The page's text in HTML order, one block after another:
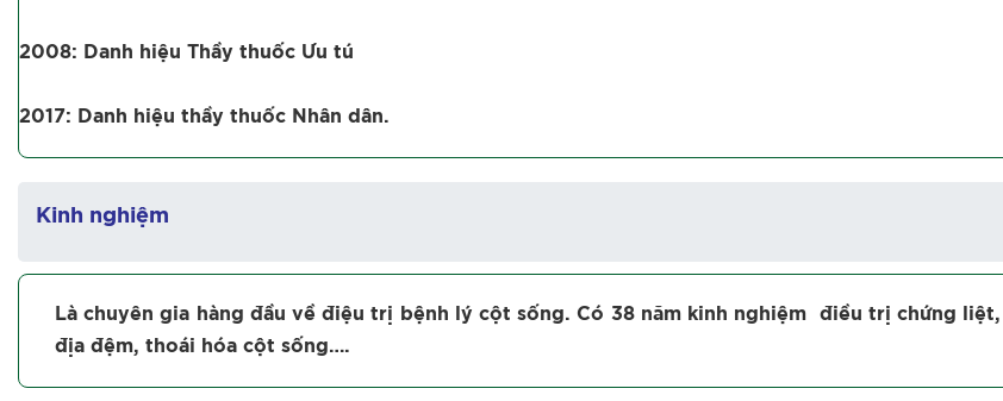
2008: Danh hiệu Thầy thuốc ­Ưu tú
2017: Danh hiệu thầy thuốc ­Nhân dân.
Kinh nghiệm
Là chuyên gia hàng đầu về điệu trị bệnh lý cột sống. Có 38 năm kinh nghiệm điều trị chứng
địa đệm, thoái hóa cột sống….